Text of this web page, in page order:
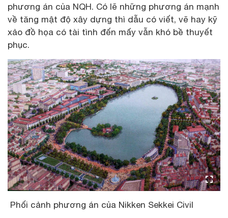
phương án của NQH. Có lẽ những phương án mạnh
về tăng mật độ xây dựng thì dẫu có viết, vẽ hay kỹ
xảo đồ họa có tài tình đến mấy vẫn khó bề thuyết
phục.
Phối cảnh phương án của Nikken Sekkei Civil